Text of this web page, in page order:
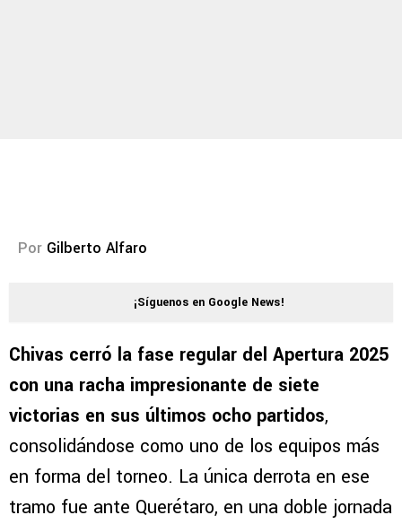
Por Gilberto Alfaro
¡Síguenos en Google News!
Chivas cerró la fase regular del Apertura 2025
con una racha impresionante de siete
victorias en sus últimos ocho partidos,
consolidándose como uno de los equipos más
en forma del torneo. La única derrota en ese
tramo fue ante Querétaro, en una doble jornada